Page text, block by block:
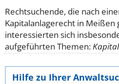
Rechtsuchende, die nach
Kapitalanlagerecht in Meißen
interessierten sich
aufgeführten Themen:
Hilfe zu Ihrer